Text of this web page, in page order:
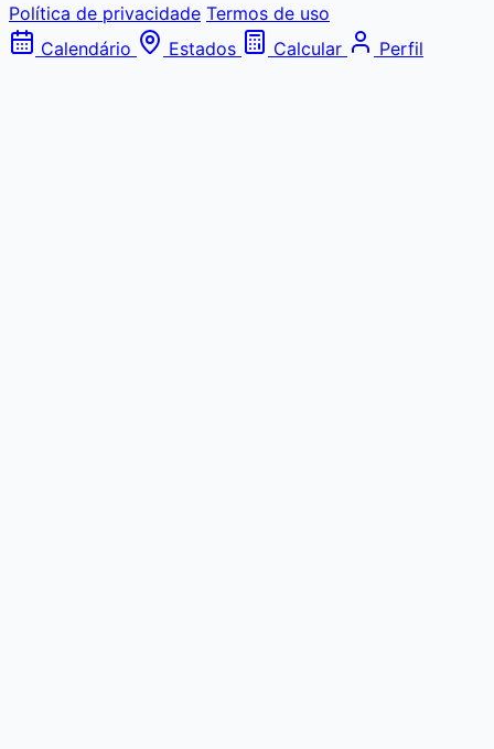
Política de privacidade Termos de uso
Calendário
Estados Calcular Perfil